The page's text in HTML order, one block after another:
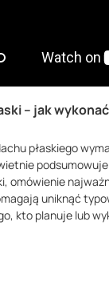
– jak
płaskiego
omówienie
uniknąć
kto planuje lub